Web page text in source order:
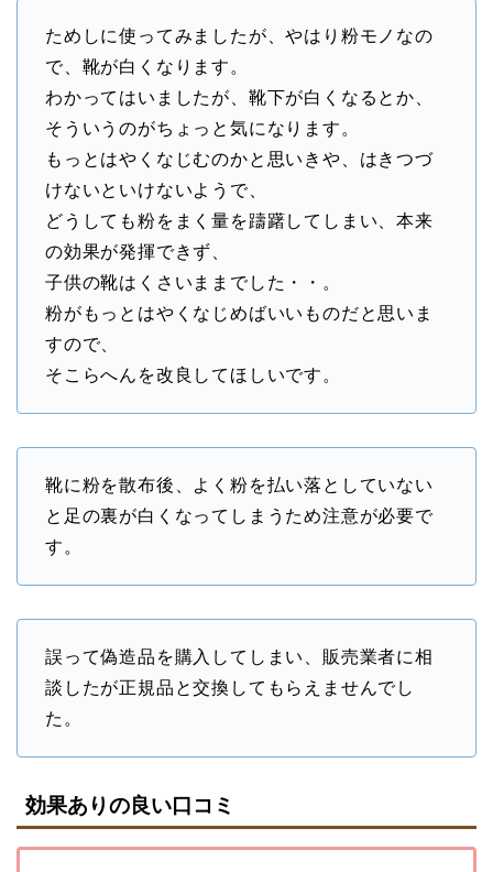
ためしに使ってみましたが、やはり粉モノなの
で、靴が白くなります。
わかってはいましたが、靴下が白くなるとか、
そういうのがちょっと気になります。
もっとはやくなじむのかと思いきや、はきつづ
けないといけないようで、
どうしても粉をまく量を躊躇してしまい、本来
の効果が発揮できず、
子供の靴はくさいままでした・・。
粉がもっとはやくなじめばいいものだと思いま
すので、
そこらへんを改良してほしいです。
靴に粉を散布後、よく粉を払い落としていない
と足の裏が白くなってしまうため注意が必要で
す。
誤って偽造品を購入してしまい、販売業者に相
談したが正規品と交換してもらえませんでし
た。
効果ありの良い口コミ